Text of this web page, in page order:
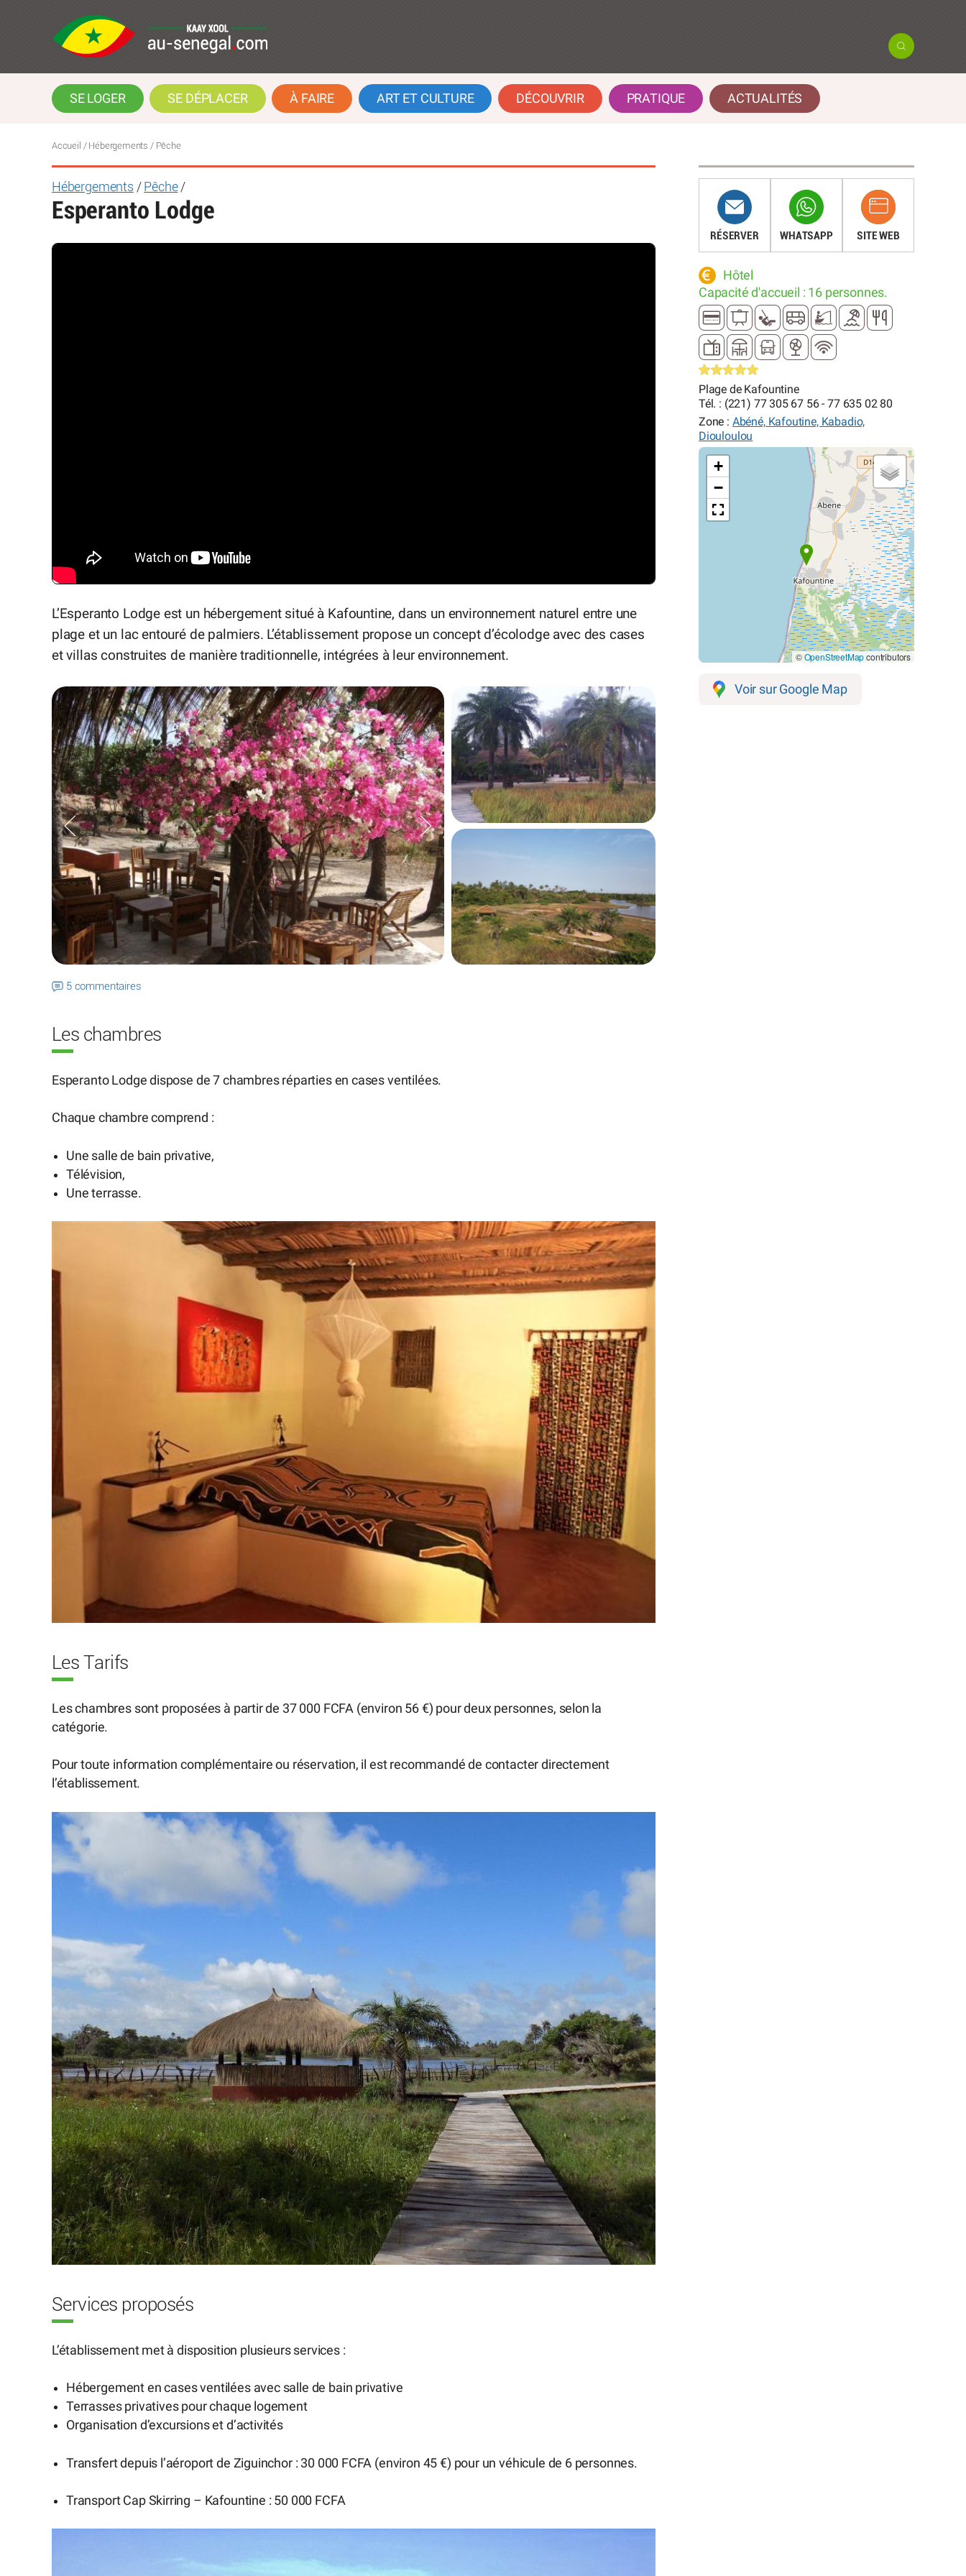
SE LOGER SE DÉPLACER À FAIRE ART ET CULTURE DÉCOUVRIR PRATIQUE ACTUALITÉS
Accueil / Hébergements / Pêche
Hébergements / Pêche/
Esperanto Lodge
L’Esperanto Lodge est un hébergement situé à Kafountine, dans un environnement naturel entre une
plage et un lac entouré de palmiers. L’établissement propose un concept d’écolodge avec des cases
et villas construites de manière traditionnelle, intégrées à leur environnement.
5 commentaires
Les chambres
Esperanto Lodge dispose de 7 chambres réparties en cases ventilées.
Chaque chambre comprend :
Une salle de bain privative,
Télévision,
Une terrasse.
Les Tarifs
Les chambres sont proposées à partir de 37 000 FCFA (environ 56 €) pour deux personnes, selon la
catégorie.
Pour toute information complémentaire ou réservation, il est recommandé de contacter directement
l’établissement.
Services proposés
L’établissement met à disposition plusieurs services :
Hébergement en cases ventilées avec salle de bain privative
Terrasses privatives pour chaque logement
Organisation d’excursions et d’activités
Transfert depuis l’aéroport de Ziguinchor : 30 000 FCFA (environ 45 €) pour un véhicule de 6 personnes.
Transport Cap Skirring – Kafountine : 50 000 FCFA
RÉSERVER WHATSAPP SITE WEB
Hôtel
Capacité d'accueil : 16 personnes.
Plage de Kafountine
Tél. : (221) 77 305 67 56 - 77 635 02 80
Zone : Abéné, Kafoutine, Kabadio,
Diouloulou
+
−
©OpenStreetMapcontributors
Voir sur Google Map